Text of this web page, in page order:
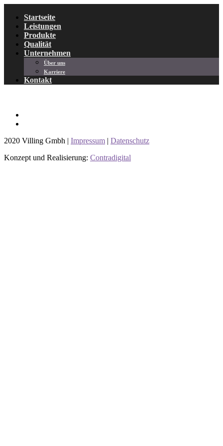
Startseite
Leistungen
Produkte
Qualität
Unternehmen
Über uns
Karriere
Kontakt
2020 Villing Gmbh | Impressum | Datenschutz
Konzept und Realisierung: Contradigital